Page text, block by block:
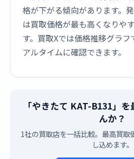
格が下がる傾向があります。
は買取価格が最も高くなりや
す。買取Xでは価格推移グラフ
アルタイムに確認できます。
「やきたて KAT-B131」
んか？
1社の買取店を一括比較。最高買取
し込めます。